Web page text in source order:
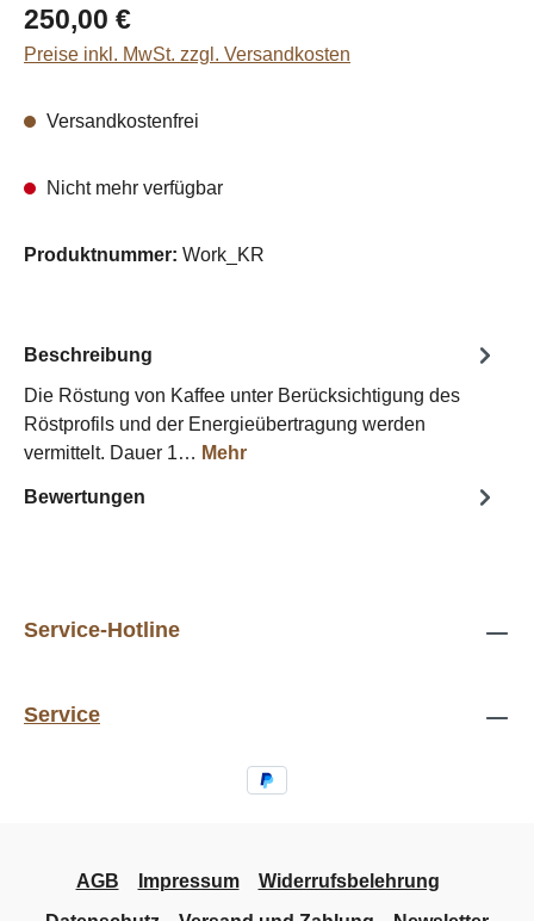
Regulärer Preis:
250,00 €
Preise inkl. MwSt. zzgl. Versandkosten
Versandkostenfrei
Nicht mehr verfügbar
Produktnummer: Work_KR
Beschreibung
Die Röstung von Kaffee unter Berücksichtigung des
Röstprofils und der Energieübertragung werden
vermittelt. Dauer 1… Mehr
Bewertungen
Service-Hotline
Service
AGB Impressum
Widerrufsbelehrung